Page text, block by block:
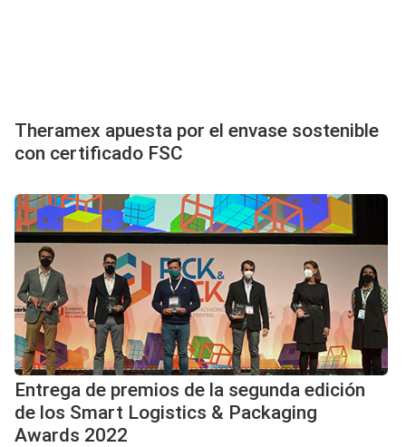
Theramex apuesta por el envase sostenible
con certificado FSC
Entrega de premios de la segunda edición
de los Smart Logistics & Packaging
Awards 2022